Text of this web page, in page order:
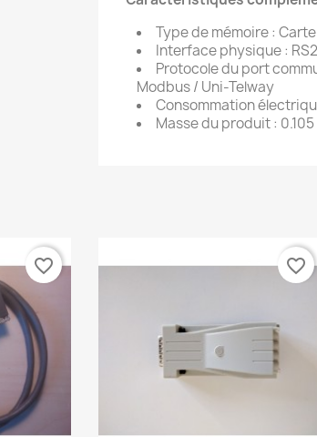
Type de mémoire :
Interface physique :
Protocole du port
Modbus / Uni-Telway
Consommation
Masse du produit : 0.105
favorite_border favorite_border